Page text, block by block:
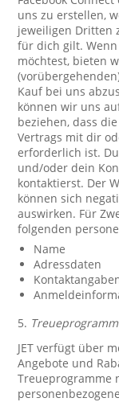
uns zu erstellen,
jeweiligen Dritten
für dich gilt.
möchtest, bieten
Kauf bei uns
können wir uns
beziehen, dass
Vertrags mit dir
erforderlich ist.
und/oder dein
kontaktierst. Der
können sich
auswirken. Für
folgenden
Name
Adressdaten
5.
JET verfügt über
Angebote und
Treueprogramme